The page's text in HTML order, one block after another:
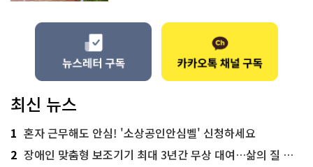
최신 뉴스
1 혼자 근무해도 안심! '소상공인안심벨' 신청하세요
2 장애인 맞춤형 보조기기 최대 3년간 무상 대여…삶의 질 높인다